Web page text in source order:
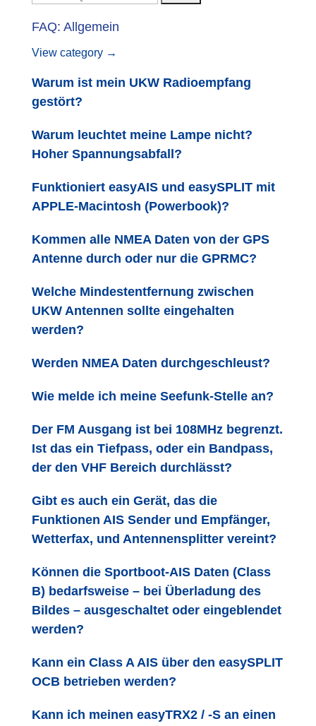
FAQ: Allgemein
View category →
Warum ist mein UKW Radioempfang
gestört?
Warum leuchtet meine Lampe nicht?
Hoher Spannungsabfall?
Funktioniert easyAIS und easySPLIT mit
APPLE-Macintosh (Powerbook)?
Kommen alle NMEA Daten von der GPS
Antenne durch oder nur die GPRMC?
Welche Mindestentfernung zwischen
UKW Antennen sollte eingehalten
werden?
Werden NMEA Daten durchgeschleust?
Wie melde ich meine Seefunk-Stelle an?
Der FM Ausgang ist bei 108MHz begrenzt.
Ist das ein Tiefpass, oder ein Bandpass,
der den VHF Bereich durchlässt?
Gibt es auch ein Gerät, das die
Funktionen AIS Sender und Empfänger,
Wetterfax, und Antennensplitter vereint?
Können die Sportboot-AIS Daten (Class
B) bedarfsweise – bei Überladung des
Bildes – ausgeschaltet oder eingeblendet
werden?
Kann ein Class A AIS über den easySPLIT
OCB betrieben werden?
Kann ich meinen easyTRX2 / -S an einen